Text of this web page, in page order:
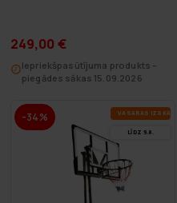
249,00 €
Iepriekšpasūtījuma produkts –
piegādes sākas 15.09.2026
-34% VA­SA­RAS IZ­SKA­ŅA
LĪDZ 9.8.